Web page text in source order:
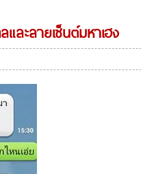
ละลายเซ็นต์มหาเฮง